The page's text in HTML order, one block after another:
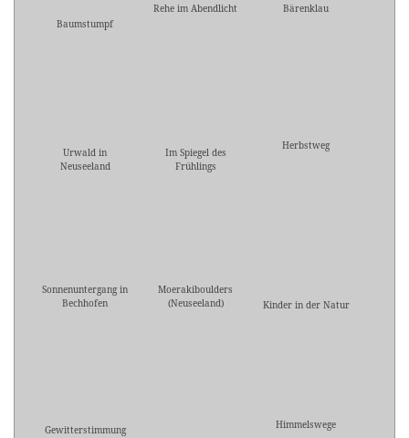
Baumstumpf
Rehe im Abendlicht Bärenklau
Urwald in
Neuseeland
Im Spiegel des
Frühlings
Herbstweg
Sonnenuntergang in
Bechhofen
Moerakiboulders
(Neuseeland)
Kinder in der Natur
Gewitterstimmung
Himmelswege